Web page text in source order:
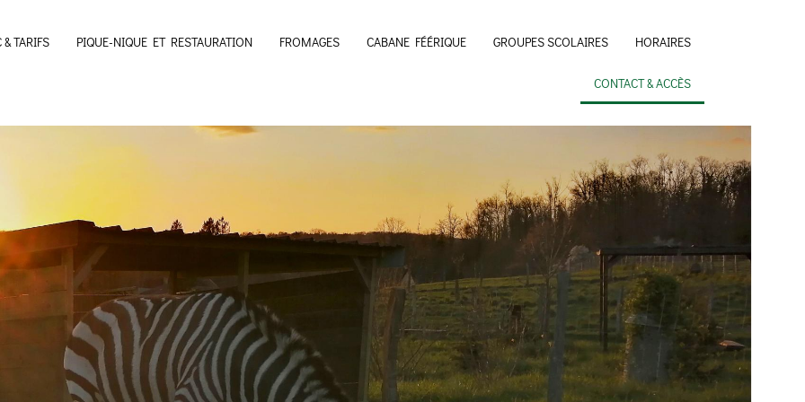
& TARIFS PIQUE-NIQUE ET RESTAURATION FROMAGES CABANE FÉÉRIQUE GROUPES SCOLAIRES HORAIRES
CONTACT & ACCÈS